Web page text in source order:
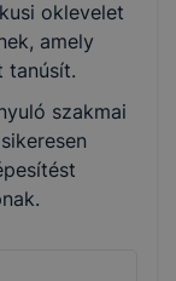
oklevelet
amely
tanúsít.
szakmai